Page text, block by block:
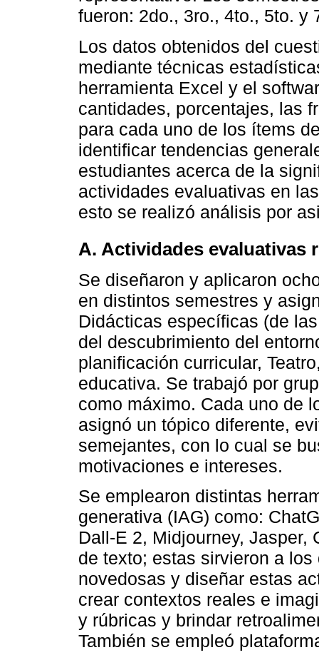
fueron: 2do., 3ro., 4to., 5to. y
Los datos obtenidos del
mediante técnicas
herramienta Excel y el
cantidades, porcentajes, las
para cada uno de los ítems
identificar tendencias
estudiantes acerca de la
actividades evaluativas en
esto se realizó análisis por
A. Actividades evaluativas
Se diseñaron y aplicaron
en distintos semestres y
Didácticas específicas (de
del descubrimiento del
planificación curricular,
educativa. Se trabajó por
como máximo. Cada uno de
asignó un tópico diferente,
semejantes, con lo cual se
motivaciones e intereses.
Se emplearon distintas
generativa (IAG) como:
Dall-E 2, Midjourney, Jasper,
de texto; estas sirvieron a
novedosas y diseñar estas
crear contextos reales e
y rúbricas y brindar
También se empleó